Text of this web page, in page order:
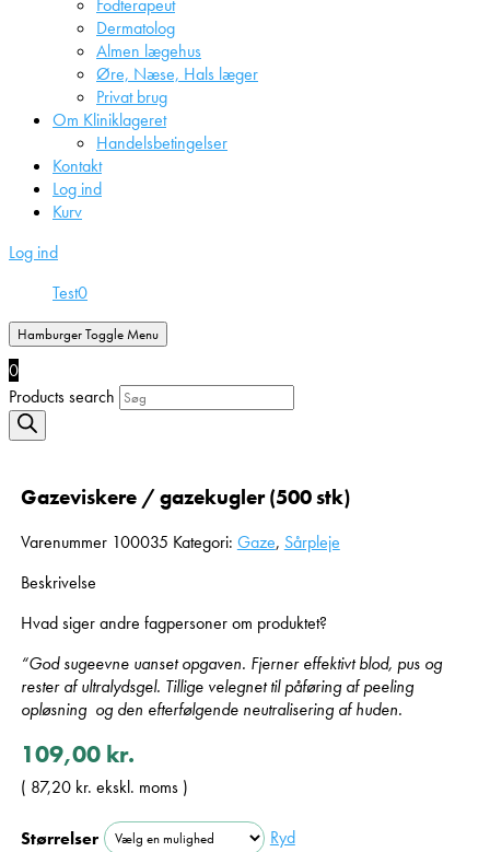
Fodterapeut
Dermatolog
Almen lægehus
Øre, Næse, Hals læger
Privat brug
Om Kliniklageret
Handelsbetingelser
Kontakt
Log ind
Kurv
Log ind
Test0
Hamburger Toggle Menu
0
Products search
Gazeviskere / gazekugler (500 stk)
Varenummer 100035 Kategori: Gaze, Sårpleje
Beskrivelse
Hvad siger andre fagpersoner om produktet?
“God sugeevne uanset opgaven. Fjerner effektivt blod, pus og
rester af ultralydsgel. Tillige velegnet til påføring af peeling
opløsning og den efterfølgende neutralisering af huden.
109,00 kr.
( 87,20 kr. ekskl. moms )
Størrelser
Ryd